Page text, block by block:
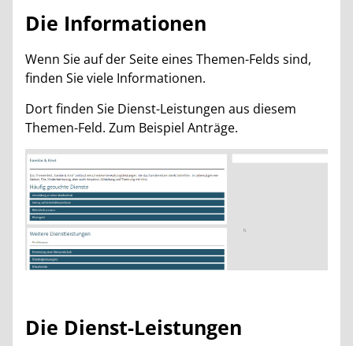
Die Informationen
Wenn Sie auf der Seite eines Themen-Felds sind,
finden Sie viele Informationen.
Dort finden Sie Dienst-Leistungen aus diesem
Themen-Feld. Zum Beispiel Anträge.
Die Dienst-Leistungen